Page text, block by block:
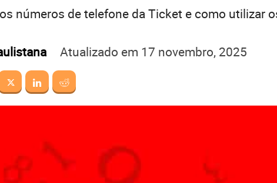
números de telefone da Ticket e como utilizar
Atualizado em 17 novembro, 2025